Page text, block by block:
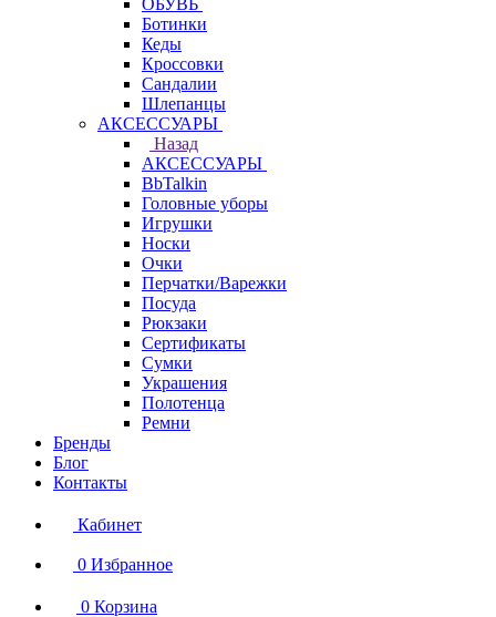
ОБУВЬ
Ботинки
Кеды
Кроссовки
Сандалии
Шлепанцы
АКСЕССУАРЫ
Назад
АКСЕССУАРЫ
BbTalkin
Головные уборы
Игрушки
Носки
Очки
Перчатки/Варежки
Посуда
Рюкзаки
Сертификаты
Сумки
Украшения
Полотенца
Ремни
Бренды
Блог
Контакты
Кабинет
0 Избранное
0 Корзина